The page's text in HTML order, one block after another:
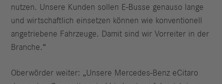
nutzen. Unsere Kunden sollen E-Busse genauso lange
und wirtschaftlich einsetzen können wie konventionell
angetriebene Fahrzeuge. Damit sind wir Vorreiter in der
Branche.“
Oberwörder weiter: „Unsere Mercedes-Benz eCitaro